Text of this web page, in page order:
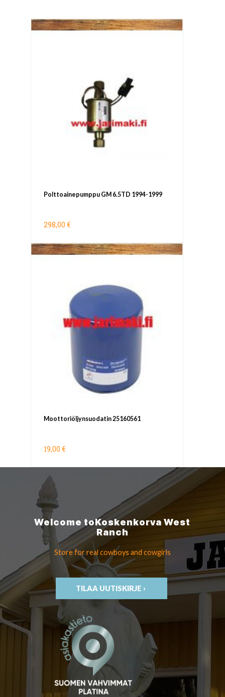
Polttoainepumppu GM 6.5TD 1994-1999
298,00 €
Moottoriöljynsuodatin 25160561
19,00 €
Welcome toKoskenkorvaWest
Ranch
Store for real cowboys and cowgirls
TILAA UUTISKIRJE ›